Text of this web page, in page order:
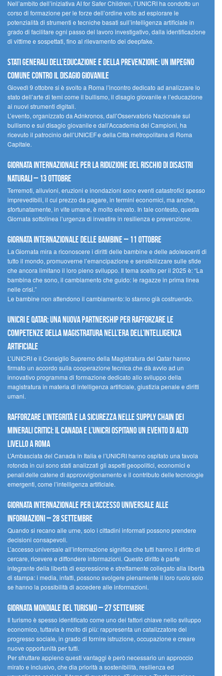
Nell’ambito dell’iniziativa AI for Safer Children, l’UNICRI ha condotto un
corso di formazione per le forze dell’ordine volto ad esplorare le
potenzialità di strumenti e tecniche basati sull’intelligenza artificiale in
grado di facilitare ogni passo del lavoro investigativo, dalla identificazione
di vittime e sospettati, fino al rilevamento dei deepfake.
Stati Generali dell’Educazione e della Prevenzione: un impegno
comune contro il disagio giovanile
Giovedì 9 ottobre si è svolto a Roma l’incontro dedicato ad analizzare lo
stato dell’arte di temi come il bullismo, il disagio giovanile e l’educazione
ai nuovi strumenti digitali.
L’evento, organizzato da Adnkronos, dall’Osservatorio Nazionale sul
bullismo e sul disagio giovanile e dall’Accademia dei Campioni, ha
ricevuto il patrocinio dell’UNICEF e della Città metropolitana di Roma
Capitale.
Giornata internazionale per la riduzione del rischio di disastri
naturali – 13 ottobre
Terremoti, alluvioni, eruzioni e inondazioni sono eventi catastrofici spesso
imprevedibili, il cui prezzo da pagare, in termini economici, ma anche,
sfortunatamente, in vite umane, è molto elevato. In tale contesto, questa
Giornata sottolinea l’urgenza di investire in resilienza e prevenzione.
Giornata internazionale delle bambine – 11 ottobre
La Giornata mira a riconoscere i diritti delle bambine e delle adolescenti di
tutto il mondo, promuoverne l’emancipazione e sensibilizzare sulle sfide
che ancora limitano il loro pieno sviluppo. Il tema scelto per il 2025 è: “La
bambina che sono, il cambiamento che guido: le ragazze in prima linea
nelle crisi.”
Le bambine non attendono il cambiamento: lo stanno già costruendo.
UNICRI e Qatar: una nuova partnership per rafforzare le
competenze della magistratura nell’era dell’intelligenza
artificiale
L’UNICRI e il Consiglio Supremo della Magistratura del Qatar hanno
firmato un accordo sulla cooperazione tecnica che dà avvio ad un
innovativo programma di formazione dedicato allo sviluppo della
magistratura in materia di intelligenza artificiale, giustizia penale e diritti
umani.
Rafforzare l’integrità e la sicurezza nelle supply chain dei
minerali critici: il Canada e l’UNICRI ospitano un evento di alto
livello a Roma
L’Ambasciata del Canada in Italia e l’UNICRI hanno ospitato una tavola
rotonda in cui sono stati analizzati gli aspetti geopolitici, economici e
penali delle catene di approvvigionamento e il contributo delle tecnologie
emergenti, come l’intelligenza artificiale.
Giornata internazionale per l’accesso universale alle
informazioni – 28 settembre
Quando si recano alle urne, solo i cittadini informati possono prendere
decisioni consapevoli.
L’accesso universale all’informazione significa che tutti hanno il diritto di
cercare, ricevere e diffondere informazioni. Questo diritto è parte
integrante della libertà di espressione e strettamente collegato alla libertà
di stampa: i media, infatti, possono svolgere pienamente il loro ruolo solo
se hanno la possibilità di accedere alle informazioni.
Giornata mondiale del turismo – 27 settembre
Il turismo è spesso identificato come uno dei fattori chiave nello sviluppo
economico, tuttavia è molto di più: rappresenta un catalizzatore del
progresso sociale, in grado di fornire istruzione, occupazione e creare
nuove opportunità per tutti.
Per sfruttare appieno questi vantaggi è però necessario un approccio
mirato e inclusivo, che dia priorità a sostenibilità, resilienza ed